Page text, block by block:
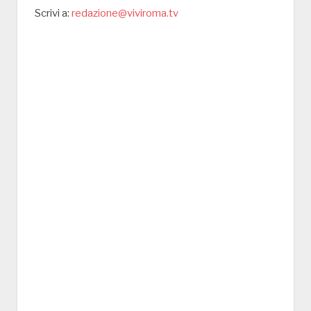
Scrivi a: redazione@viviroma.tv